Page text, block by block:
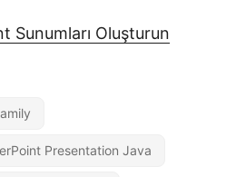
Sunumları Oluşturun
Presentation Java